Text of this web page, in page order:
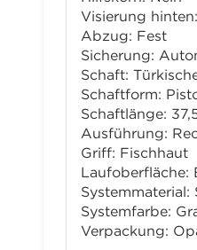
Visierung
Abzug: Fest
Sicherung:
Schaft:
Schaftform:
Schaftlänge:
Ausführung:
Griff: Fischhaut
Laufoberfläche:
Systemmaterial:
Systemfarbe:
Verpackung: